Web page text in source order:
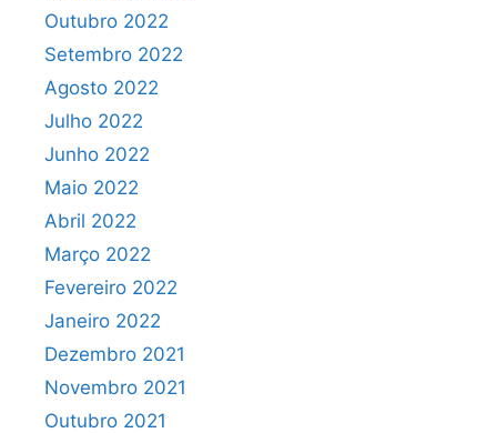
Outubro 2022
Setembro 2022
Agosto 2022
Julho 2022
Junho 2022
Maio 2022
Abril 2022
Março 2022
Fevereiro 2022
Janeiro 2022
Dezembro 2021
Novembro 2021
Outubro 2021